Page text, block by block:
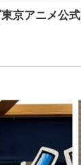
京アニメ公式